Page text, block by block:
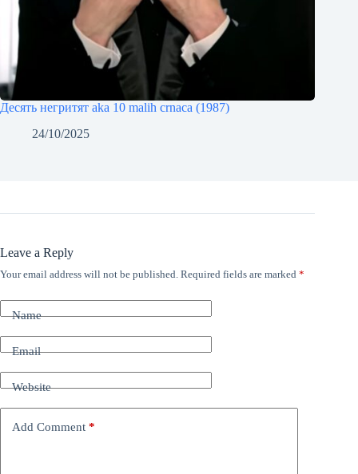
Десять негритят aka 10 malih crnaca (1987)
24/10/2025
Leave a Reply
Your email address will not be published. Required fields are marked *
Name
Email
Website
Add Comment *